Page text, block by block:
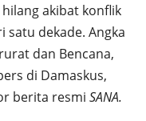
akibat konflik
satu dekade. Angka
dan Bencana,
di Damaskus,
berita resmi SANA.